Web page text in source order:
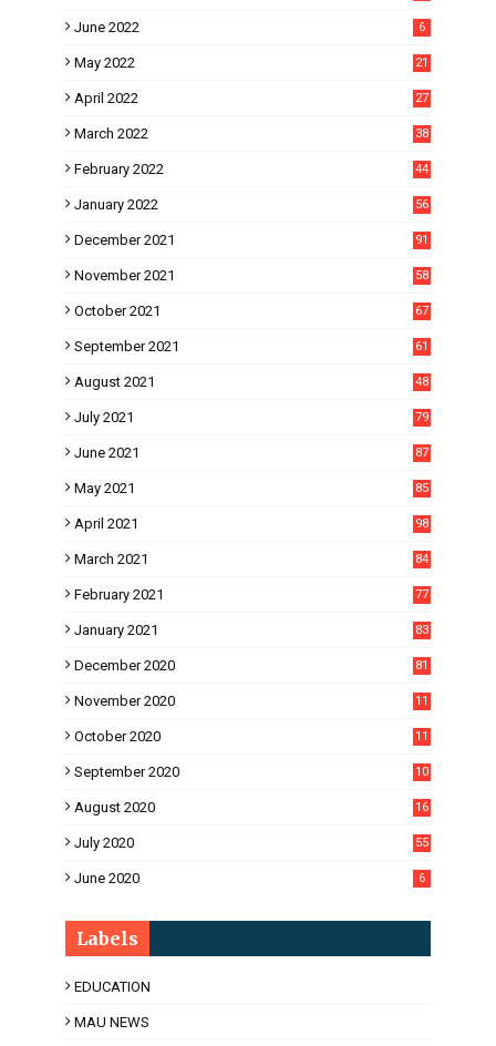
June 2022 6
May 2022 21
April 2022 27
March 2022 38
February 2022 44
January 2022 56
December 2021 91
November 2021 58
October 2021 67
September 2021 61
August 2021 48
July 2021 79
June 2021 87
May 2021 85
April 2021 98
March 2021 84
February 2021 77
January 2021 83
December 2020 81
November 2020
11
October 2020
11
September 2020
10
August 2020
16
July 2020 55
June 2020 6
Labels
EDUCATION
MAU NEWS